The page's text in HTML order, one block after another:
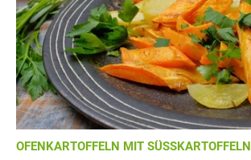
OFENKARTOFFELN MIT SÜSSKARTOFFELN